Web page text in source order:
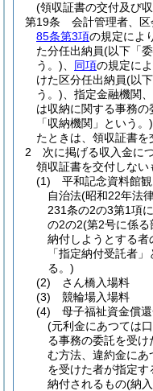
(領収証書の交付及び
第19条
会計管理者、区
85条第3項の規定によ
た分任出納員(以下「
う。)
同項の規定に
けた区分任出納員(以
う。) 、指定金融機関
は収納に関する事務
「収納機関」という。)
たときは、領収証書を
2
次に掲げる収入金に
領収証書を交付しない
(1)
平和記念資料館
自治法(昭和22年法
231条の2の3第1項
の2の2(第2号に係る
納付しようとする
「指定納付受託者
る。)
(2)
さん橋入場料
(3)
競輪場入場料
(4)
母子福祉資金償
(元利金にあつては
る事務の委託を受
む方法、違約金にあ
を受けた者が指定す
納付されるもの(納